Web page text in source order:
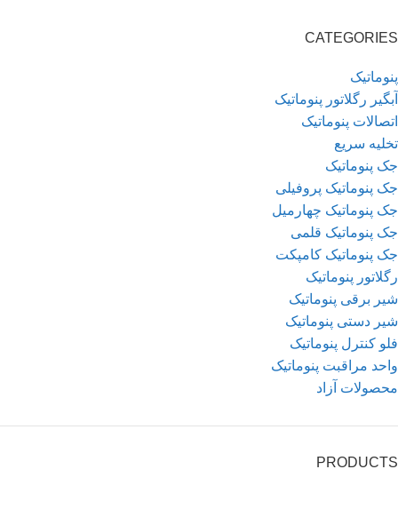
CATEGORIES
پنوماتیک
آبگیر رگلاتور پنوماتیک
اتصالات پنوماتیک
تخلیه سریع
جک پنوماتیک
جک پنوماتیک پروفیلی
جک پنوماتیک چهارمیل
جک پنوماتیک قلمی
جک پنوماتیک کامپکت
رگلاتور پنوماتیک
شیر برقی پنوماتیک
شیر دستی پنوماتیک
فلو کنترل پنوماتیک
واحد مراقبت پنوماتیک
محصولات آزاد
PRODUCTS